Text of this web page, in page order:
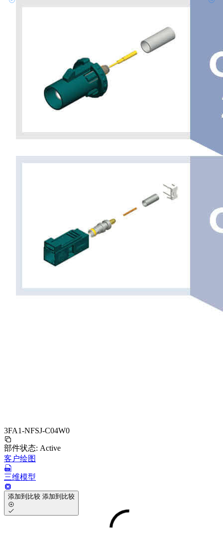
3FA1-NFSJ-C04W0
部件状态: Active
客户绘图
三维模型
添加到比较 添加到比较